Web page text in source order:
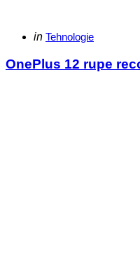
Categories
Posted
in Tehnologie
OnePlus 12 rupe